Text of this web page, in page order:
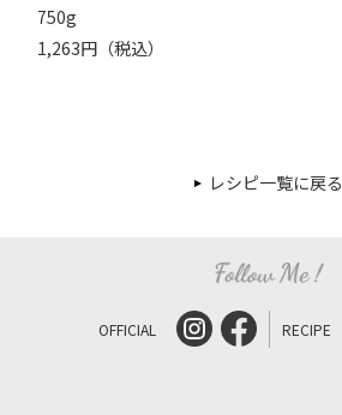
750g
1,263円（税込）
レシピ一覧に戻る
OFFICIAL RECIPE